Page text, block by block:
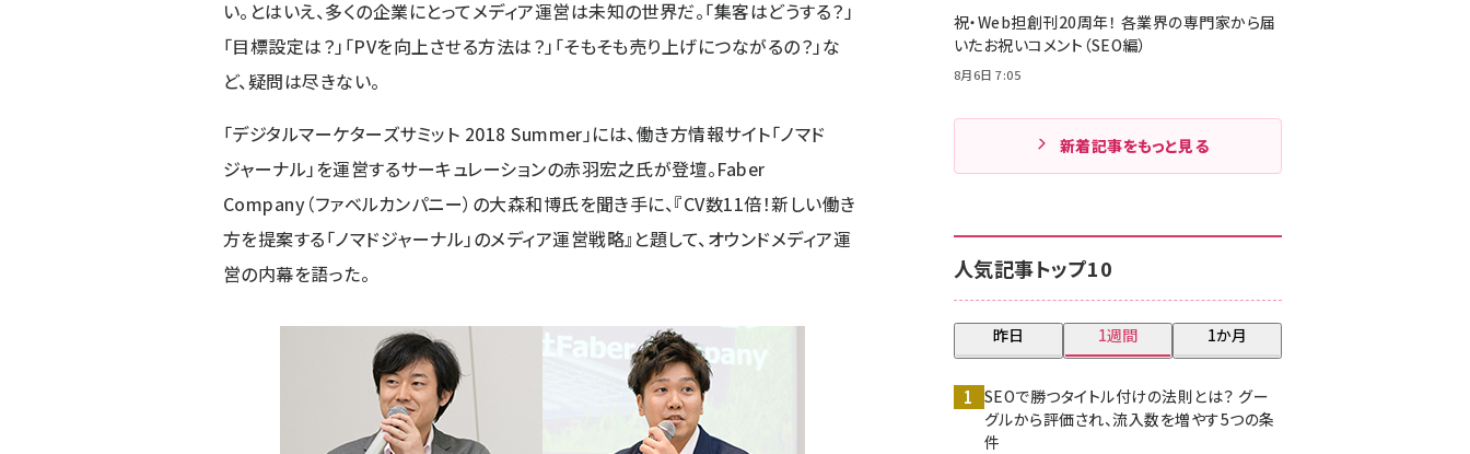
い。とはいえ、多くの企業にとってメディア運営は未知の世界だ。「集客はどうする？」
「目標設定は？」「PVを向上させる方法は？」「そもそも売り上げにつながるの？」な
ど、疑問は尽きない。
「デジタルマーケターズサミット 2018 Summer」には、働き方情報サイト「ノマド
ジャーナル」を運営するサーキュレーションの赤羽宏之氏が登壇。Faber
Company（ファベルカンパニー） の大森和博氏を聞き手に、『CV数11倍！新しい働き
方を提案する「ノマドジャーナル」のメディア運営戦略』と題して、オウンドメディア運
営の内幕を語った。
祝・Web担創刊20周年！ 各業界の専門家から届
いたお祝いコメント（SEO編）
8月6日 7:05
新着記事をもっと見る
人気記事トップ10
昨日 1週間 1か月
SEOで勝つタイトル付けの法則とは？ グー
グルから評価され、流入数を増やす5つの条
件